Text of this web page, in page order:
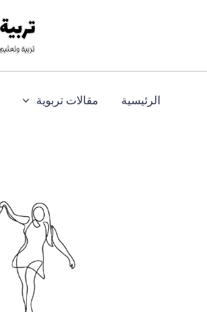
الرئيسية مقالات تربوية